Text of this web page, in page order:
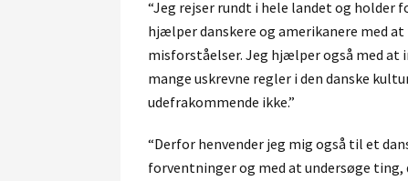
“Jeg rejser rundt i hele landet og holder
hjælper danskere og amerikanere med
misforståelser. Jeg hjælper også med at
mange uskrevne regler i den danske
udefrakommende ikke.”
“Derfor henvender jeg mig også til et
forventninger og med at undersøge